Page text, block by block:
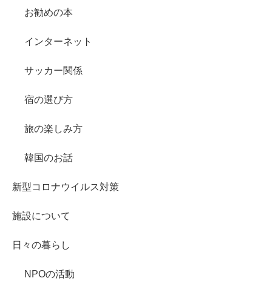
お勧めの本
インターネット
サッカー関係
宿の選び方
旅の楽しみ方
韓国のお話
新型コロナウイルス対策
施設について
日々の暮らし
NPOの活動